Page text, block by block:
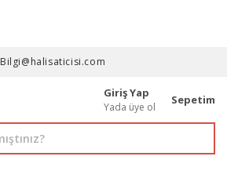
Bilgi@halisaticisi.com
Giriş Yap
Yada üye ol
Sepetim